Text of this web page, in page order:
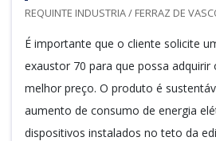
REQUINTE INDUSTRIA / FERRAZ DE
É importante que o cliente solicite
exaustor 70 para que possa
melhor preço. O produto é
aumento de consumo de energia
dispositivos instalados no teto da